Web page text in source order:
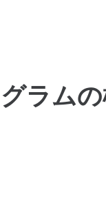
ラム